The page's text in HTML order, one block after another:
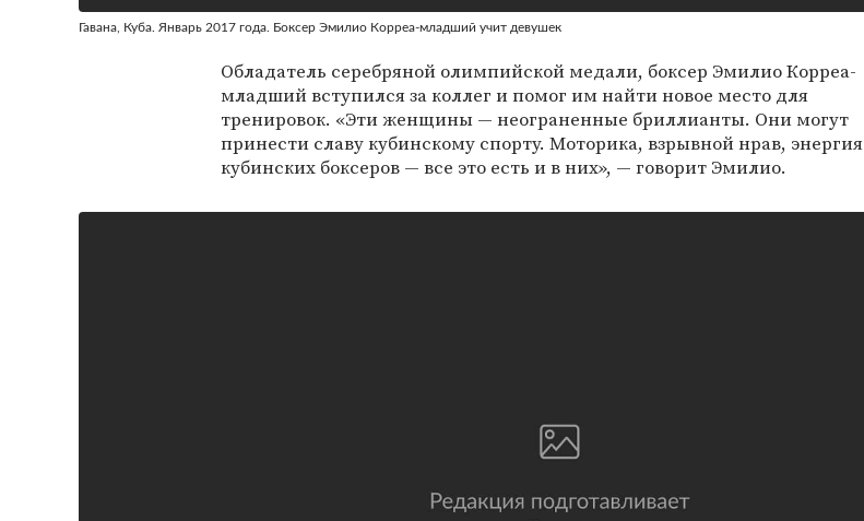
Гавана, Куба. Январь 2017 года. Боксер Эмилио Корреа-младший учит девушек
Обладатель серебряной олимпийской медали, боксер Эмилио Корреа-
младший вступился за коллег и помог им найти новое место для
тренировок. «Эти женщины — неограненные бриллианты. Они могут
принести славу кубинскому спорту. Моторика, взрывной нрав, энергия
кубинских боксеров — все это есть и в них», — говорит Эмилио.